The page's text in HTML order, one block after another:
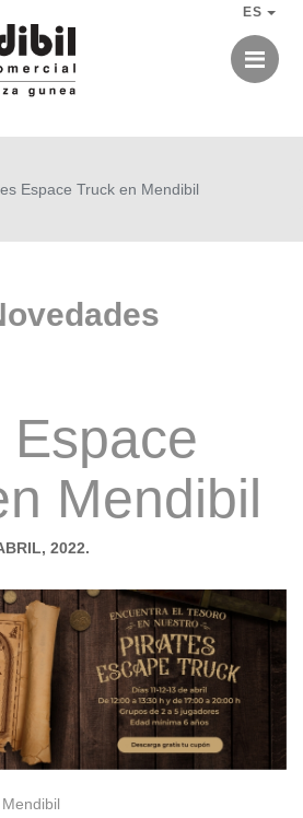
ES
Espace Truck en Mendibil
Espace
Mendibil
2022.